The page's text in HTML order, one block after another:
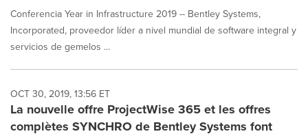
Conferencia Year in Infrastructure 2019 -- Bentley Systems,
Incorporated, proveedor líder a nivel mundial de software integral y
servicios de gemelos ...
OCT 30, 2019, 13:56 ET
La nouvelle offre ProjectWise 365 et les offres
complètes SYNCHRO de Bentley Systems font